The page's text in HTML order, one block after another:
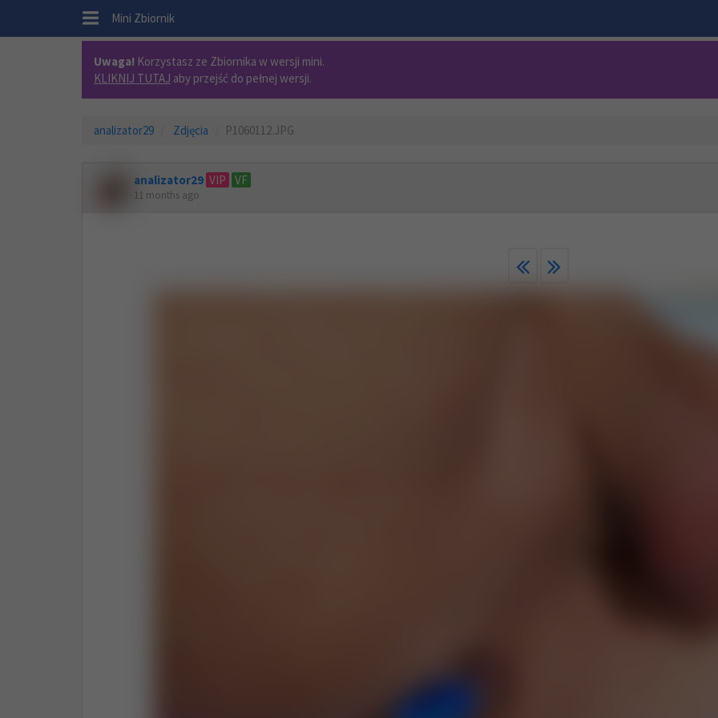
. Mini Zbiornik
Uwaga! Korzystasz ze Zbiornika w wersji mini.
KLIKNIJ TUTAJ aby przejść do pełnej wersji.
analizator29 Zdjęcia P1060112.JPG
analizator29 VIP VF
11 months ago